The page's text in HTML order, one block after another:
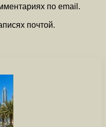
по email.
почтой.